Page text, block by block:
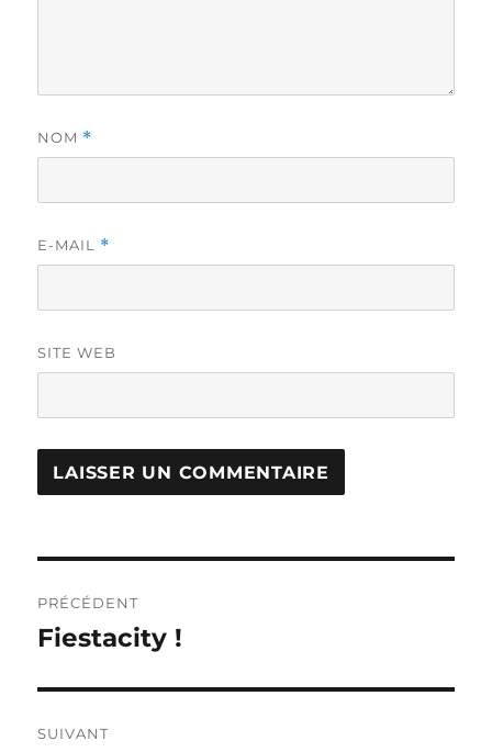
NOM *
E-MAIL *
SITE WEB
de
PRÉCÉDENT
Publication
Fiestacity !
SUIVANT